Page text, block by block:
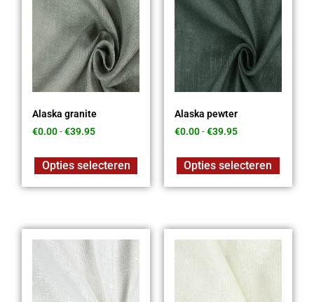
Alaska granite
€0.00 - €39.95
Opties selecteren
Alaska pewter
€0.00-€39.95
Opties selecteren